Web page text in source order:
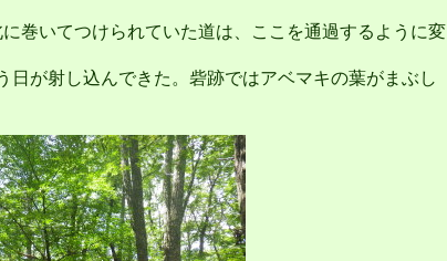
巻いてつけられていた道は、ここを通過するように変
が射し込んできた。砦跡ではアベマキの葉がまぶし